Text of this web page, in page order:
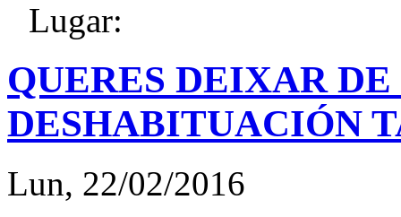
Lugar:
QUERES DEIXAR
DESHABITUACIÓN
Lun, 22/02/2016